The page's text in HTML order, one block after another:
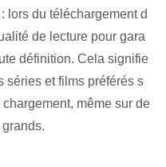
lors du téléchargement d
de lecture pour gara
définition. Cela signifie
séries et films préférés s
même sur de